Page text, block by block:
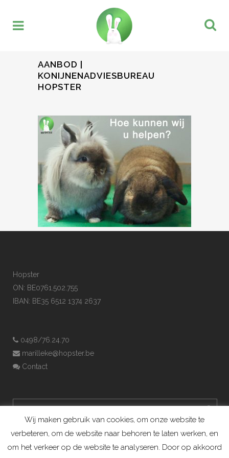
AANBOD |
KONIJNENADVIESBUREAU
HOPSTER
Hopster
ON: BE0761.502.755
IBAN: BE35 6512 1374 2637
0498/76.24.70
marilleke@hopster.be
Contact
Wij maken gebruik van cookies, om onze website te
verbeteren, om de website naar behoren te laten werken, en
om het verkeer op de website te analyseren. Door op akkoord